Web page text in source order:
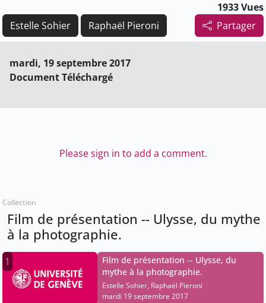
1933 Vues
Partager
Estelle Sohier Raphaël Pieroni
mardi, 19 septembre 2017
Document Téléchargé
Please sign in to add a comment.
Collection
Film de présentation -- Ulysse, du mythe
à la photographie.
1
Film de présentation -- Ulysse, du
mythe à la photographie.
Estelle Sohier, Raphaël Pieroni
mardi 19 septembre 2017